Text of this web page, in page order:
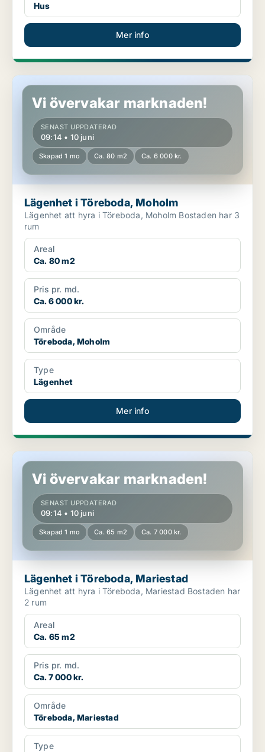
Hus
Mer info
Lägenhet i Töreboda, Moholm
Vi övervakar marknaden!
SENAST UPPDATERAD
09:14 • 10 juni
Skapad 1 mo Ca. 80 m2 Ca. 6 000 kr.
Lägenhet i Töreboda, Moholm
Lägenhet att hyra i Töreboda, Moholm Bostaden har 3
rum
Areal
Ca. 80 m2
Pris pr. md.
Ca. 6 000 kr.
Område
Töreboda, Moholm
Type
Lägenhet
Mer info
Lägenhet i Töreboda, Mariestad
Vi övervakar marknaden!
SENAST UPPDATERAD
09:14 • 10 juni
Skapad 1 mo Ca. 65 m2 Ca. 7 000 kr.
Lägenhet i Töreboda, Mariestad
Lägenhet att hyra i Töreboda, Mariestad Bostaden har
2 rum
Areal
Ca. 65 m2
Pris pr. md.
Ca. 7 000 kr.
Område
Töreboda, Mariestad
Type